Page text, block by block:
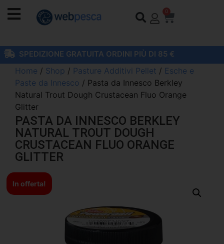
0
SPEDIZIONE GRATUITA ORDINI PIÙ DI 85 €
Home / Shop / Pasture Additivi Pellet / Esche e
Paste da Innesco / Pasta da Innesco Berkley
Natural Trout Dough Crustacean Fluo Orange
Glitter
PASTA DA INNESCO BERKLEY
NATURAL TROUT DOUGH
CRUSTACEAN FLUO ORANGE
GLITTER
In offerta!